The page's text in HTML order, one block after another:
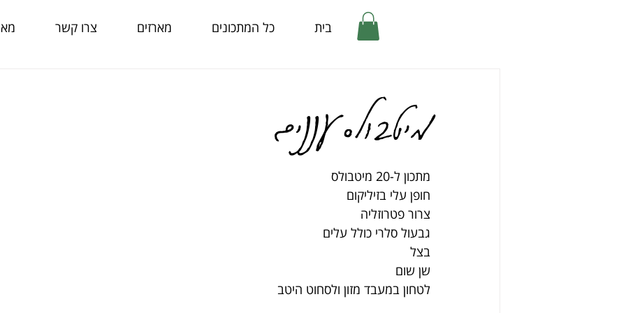
בית כל המתכונים מארזים צרו קשר
מיטבולס עננים
מתכון ל-20 מיטבולס
חופן עלי בזיליקום
צרור פטרוזליה
גבעול סלרי כולל עלים
בצל
שן שום
לטחון במעבד מזון ולסחוט היטב